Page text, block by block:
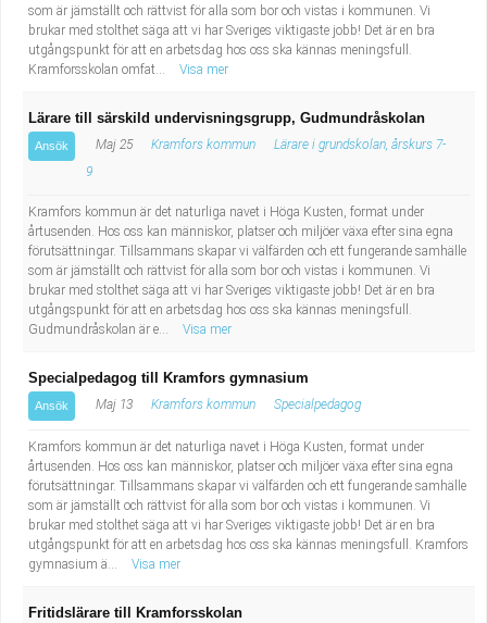
Transport
Sjuksköterska, grundutbildad
Kock, storhushåll
Undersköterska, vård- o specialavd. o mottagning
Administrativ assistent
Lärare i gymnasiet
som är jämställt och rättvist för alla som bor och vistas i kommunen. Vi
brukar med stolthet säga att vi har Sveriges viktigaste jobb! Det är en bra
utgångspunkt för att en arbetsdag hos oss ska kännas meningsfull.
Kramforsskolan omfat...
Visa mer
Lärare till särskild undervisningsgrupp, Gudmundråskolan
Ansök Maj 25 Kramfors kommun
Lärare i grundskolan, årskurs 7-
9
Kramfors kommun är det naturliga navet i Höga Kusten, format under
årtusenden. Hos oss kan människor, platser och miljöer växa efter sina egna
förutsättningar. Tillsammans skapar vi välfärden och ett fungerande samhälle
som är jämställt och rättvist för alla som bor och vistas i kommunen. Vi
brukar med stolthet säga att vi har Sveriges viktigaste jobb! Det är en bra
utgångspunkt för att en arbetsdag hos oss ska kännas meningsfull.
Gudmundråskolan är e...
Visa mer
Specialpedagog till Kramfors gymnasium
Ansök Maj 13 Kramfors kommun Specialpedagog
Kramfors kommun är det naturliga navet i Höga Kusten, format under
årtusenden. Hos oss kan människor, platser och miljöer växa efter sina egna
förutsättningar. Tillsammans skapar vi välfärden och ett fungerande samhälle
som är jämställt och rättvist för alla som bor och vistas i kommunen. Vi
brukar med stolthet säga att vi har Sveriges viktigaste jobb! Det är en bra
utgångspunkt för att en arbetsdag hos oss ska kännas meningsfull. Kramfors
gymnasium ä...
Visa mer
Fritidslärare till Kramforsskolan